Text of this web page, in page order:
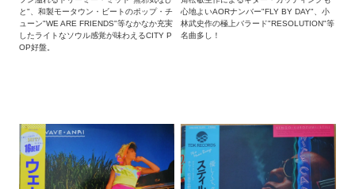
と"、和製モータウン・ビートのポップ・チ
ューン"WE ARE FRIENDS"等なかなか充実
したライトなソウル感覚が味わえるCITY P
OP好盤。
心地よいAORナンバー"FLY BY DAY"、小
林武史作の極上バラード"RESOLUTION"等
名曲多し！